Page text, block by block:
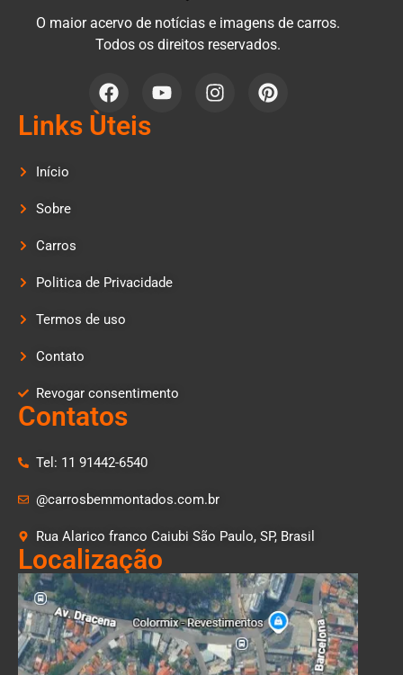
O maior acervo de notícias e imagens de carros.
Todos os direitos reservados.
Links Ùteis
Início
Sobre
Carros
Politica de Privacidade
Termos de uso
Contato
Revogar consentimento
Contatos
Tel: 11 91442-6540
@carrosbemmontados.com.br
Rua Alarico franco Caiubi São Paulo, SP, Brasil
Localização